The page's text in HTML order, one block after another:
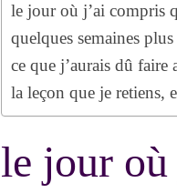
le jour où j’ai compris
quelques semaines
ce que j’aurais dû faire
la leçon que je retiens,
le jour où